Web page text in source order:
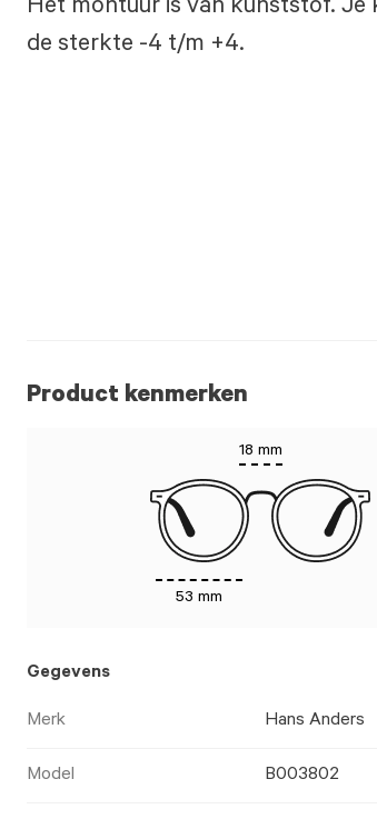
Het montuur is van kunststof. Je
de sterkte -4 t/m +4.
Product kenmerken
18 mm
53 mm
Gegevens
Merk Hans Anders
Model B003802